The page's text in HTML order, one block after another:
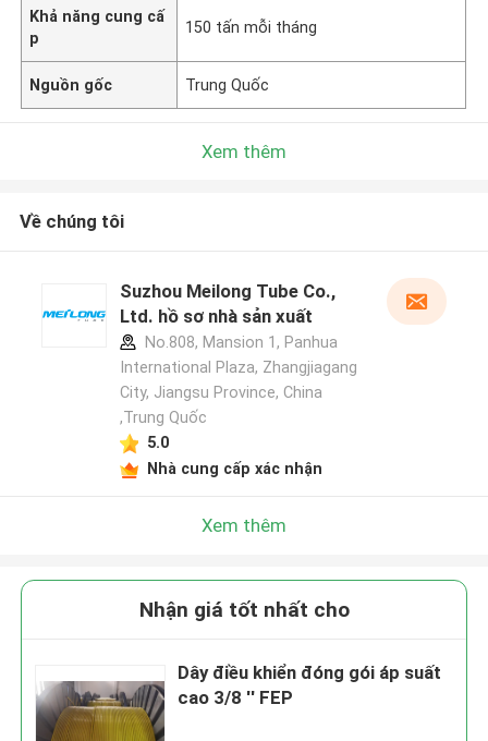
Khả năng cung cấ
p
150 tấn mỗi tháng
Nguồn gốc Trung Quốc
Xem thêm
Về chúng tôi
Suzhou Meilong Tube Co.,
Ltd. hồ sơ nhà sản xuất
No.808, Mansion 1, Panhua
International Plaza, Zhangjiagang
City, Jiangsu Province, China
,Trung Quốc
5.0
Nhà cung cấp xác nhận
Xem thêm
Nhận giá tốt nhất cho
Dây điều khiển đóng gói áp suất
cao 3/8 '' FEP